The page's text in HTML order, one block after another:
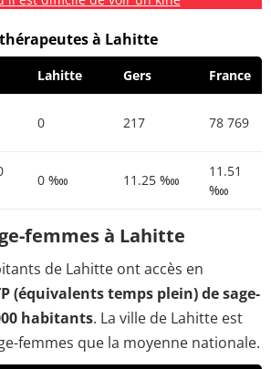
à Lahitte
Lahitte Gers France
0 217 78 769
0 ‱ 11.25 ‱
11.51
‱
femmes à Lahitte
de Lahitte ont accès en
(équivalents temps plein) de sage-
habitants. La ville de Lahitte est
femmes que la moyenne nationale.